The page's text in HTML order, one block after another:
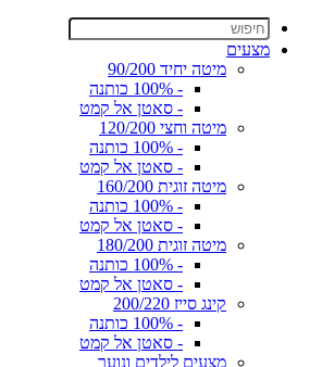
מצעים
מיטה יחיד 90/200
- 100% כותנה
- סאטן אל קמט
מיטה וחצי 120/200
- 100% כותנה
- סאטן אל קמט
מיטה זוגית 160/200
- 100% כותנה
- סאטן אל קמט
מיטה זוגית 180/200
- 100% כותנה
- סאטן אל קמט
קינג סייז 200/220
- 100% כותנה
- סאטן אל קמט
מצעים לילדים ונוער